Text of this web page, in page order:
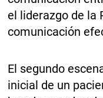
el liderazgo de la
comunicación
El segundo
inicial de un